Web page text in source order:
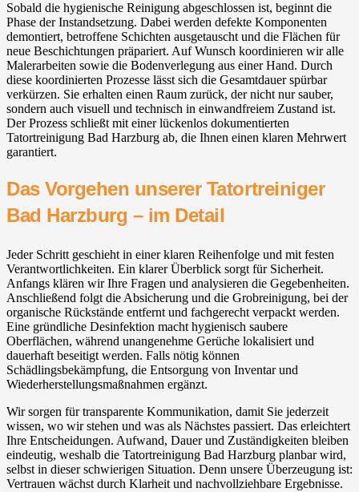
Sobald die hygienische Reinigung abgeschlossen ist, beginnt die
Phase der Instandsetzung. Dabei werden defekte Komponenten
demontiert, betroffene Schichten ausgetauscht und die Flächen für
neue Beschichtungen präpariert. Auf Wunsch koordinieren wir alle
Malerarbeiten sowie die Bodenverlegung aus einer Hand. Durch
diese koordinierten Prozesse lässt sich die Gesamtdauer spürbar
verkürzen. Sie erhalten einen Raum zurück, der nicht nur sauber,
sondern auch visuell und technisch in einwandfreiem Zustand ist.
Der Prozess schließt mit einer lückenlos dokumentierten
Tatortreinigung Bad Harzburg ab, die Ihnen einen klaren Mehrwert
garantiert.
Das Vorgehen unserer Tatortreiniger
Bad Harzburg – im Detail
Jeder Schritt geschieht in einer klaren Reihenfolge und mit festen
Verantwortlichkeiten. Ein klarer Überblick sorgt für Sicherheit.
Anfangs klären wir Ihre Fragen und analysieren die Gegebenheiten.
Anschließend folgt die Absicherung und die Grobreinigung, bei der
organische Rückstände entfernt und fachgerecht verpackt werden.
Eine gründliche Desinfektion macht hygienisch saubere
Oberflächen, während unangenehme Gerüche lokalisiert und
dauerhaft beseitigt werden. Falls nötig können
Schädlingsbekämpfung, die Entsorgung von Inventar und
Wiederherstellungsmaßnahmen ergänzt.
Wir sorgen für transparente Kommunikation, damit Sie jederzeit
wissen, wo wir stehen und was als Nächstes passiert. Das erleichtert
Ihre Entscheidungen. Aufwand, Dauer und Zuständigkeiten bleiben
eindeutig, weshalb die Tatortreinigung Bad Harzburg planbar wird,
selbst in dieser schwierigen Situation. Denn unsere Überzeugung ist:
Vertrauen wächst durch Klarheit und nachvollziehbare Ergebnisse.